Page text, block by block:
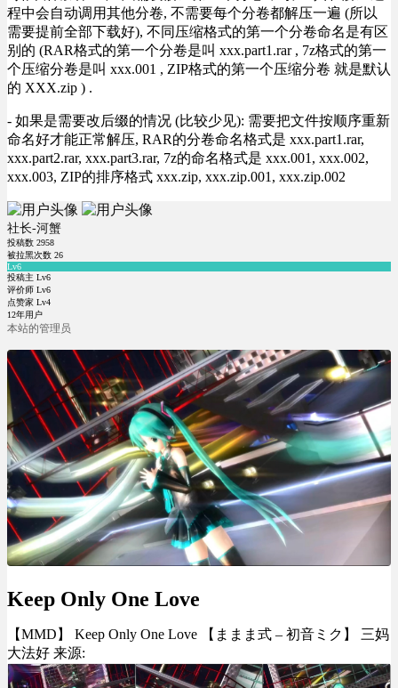
程中会自动调用其他分卷, 不需要每个分卷都解压一遍 (所以
需要提前全部下载好), 不同压缩格式的第一个分卷命名是有区
别的 (RAR格式的第一个分卷是叫 xxx.part1.rar , 7z格式的第一
个压缩分卷是叫 xxx.001 , ZIP格式的第一个压缩分卷 就是默认
的 XXX.zip ) .
- 如果是需要改后缀的情况 (比较少见): 需要把文件按顺序重新
命名好才能正常解压, RAR的分卷命名格式是 xxx.part1.rar,
xxx.part2.rar, xxx.part3.rar, 7z的命名格式是 xxx.001, xxx.002,
xxx.003, ZIP的排序格式 xxx.zip, xxx.zip.001, xxx.zip.002
社长-河蟹
投稿数 2958
被拉黑次数 26
Lv6
投稿主 Lv6
评价师 Lv6
点赞家 Lv4
12年用户
本站的管理员
Keep Only One Love
【MMD】 Keep Only One Love 【ままま式 – 初音ミク】 三妈
大法好 来源: